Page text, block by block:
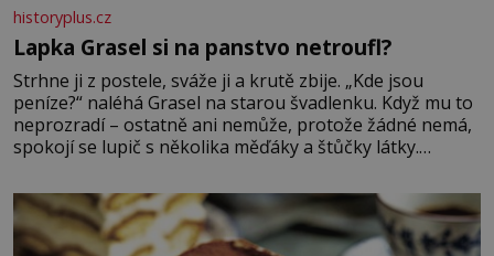
historyplus.cz
Lapka Grasel si na panstvo netroufl?
Strhne ji z postele, sváže ji a krutě zbije. „Kde jsou
peníze?“ naléhá Grasel na starou švadlenku. Když mu to
neprozradí – ostatně ani nemůže, protože žádné nemá,
spokojí se lupič s několika měďáky a štůčky látky.
krutý. Jeho činy budí hrůzu ještě dlouho po jeho smrti